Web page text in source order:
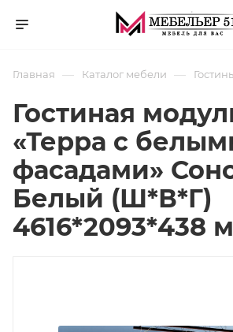
Главная — Каталог мебели —
Гостиная
«Терра с
фасадами»
Белый (Ш*В*Г)
4616*2093*438